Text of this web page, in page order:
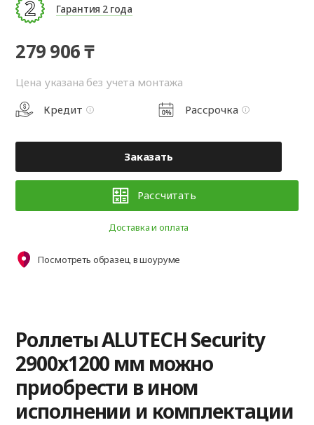
Гарантия 2 года
279 906 ₸
Цена указана без учета монтажа
Кредит
Рассрочка
Заказать
Рассчитать
Доставка и оплата
Посмотреть образец в шоуруме
Роллеты ALUTECH Security
2900x1200 мм можно
приобрести в ином
исполнении и комплектации